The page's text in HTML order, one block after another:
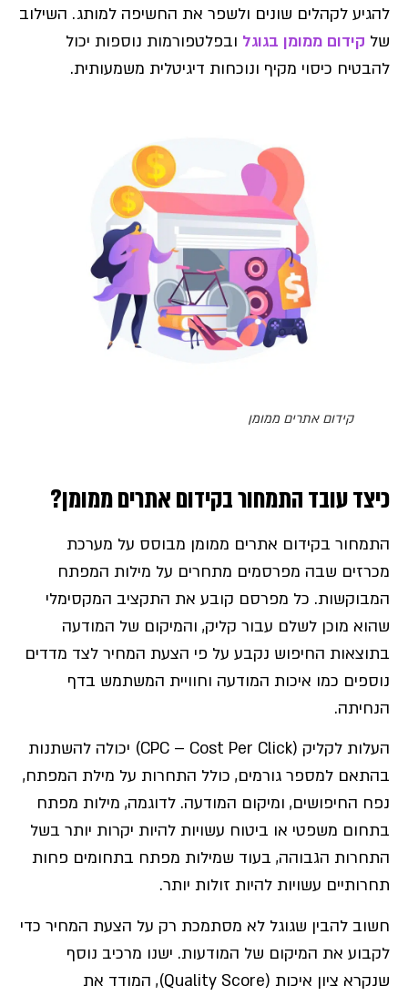
להגיע לקהלים שונים ולשפר את החשיפה למותג. השילוב
של קידום ממומן בגוגל ובפלטפורמות נוספות יכול
להבטיח כיסוי מקיף ונוכחות דיגיטלית משמעותית.
קידום אתרים ממומן
כיצד עובד התמחור בקידום אתרים ממומן?
התמחור בקידום אתרים ממומן מבוסס על מערכת
מכרזים שבה מפרסמים מתחרים על מילות המפתח
המבוקשות. כל מפרסם קובע את התקציב המקסימלי
שהוא מוכן לשלם עבור קליק, והמיקום של המודעה
בתוצאות החיפוש נקבע על פי הצעת המחיר לצד מדדים
נוספים כמו איכות המודעה וחוויית המשתמש בדף
הנחיתה.
העלות לקליק (CPC – Cost Per Click) יכולה להשתנות
בהתאם למספר גורמים, כולל התחרות על מילת המפתח,
נפח החיפושים, ומיקום המודעה. לדוגמה, מילות מפתח
בתחום משפטי או ביטוח עשויות להיות יקרות יותר בשל
התחרות הגבוהה, בעוד שמילות מפתח בתחומים פחות
תחרותיים עשויות להיות זולות יותר.
חשוב להבין שגוגל לא מסתמכת רק על הצעת המחיר כדי
לקבוע את המיקום של המודעות. ישנו מרכיב נוסף
שנקרא ציון איכות (Quality Score), המודד את